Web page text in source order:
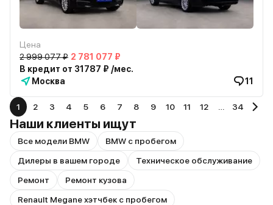
Цена
2 999 077 ₽ 2 781 077 ₽
В кредит от 31787 ₽ /мес.
Москва
11
1 2 3 4 5 6 7 8 9 10 11 12 34
Наши клиенты ищут
Все модели BMW
BMW с пробегом
Дилеры в вашем городе
Техническое обслуживание
Ремонт
Ремонт кузова
Renault Megane хэтчбек с пробегом